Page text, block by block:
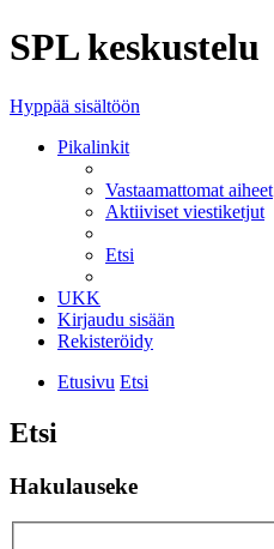
SPL keskustelu
Hyppää sisältöön
Pikalinkit
Vastaamattomat aiheet
Aktiiviset viestiketjut
Etsi
UKK
Kirjaudu sisään
Rekisteröidy
Etusivu Etsi
Etsi
Hakulauseke